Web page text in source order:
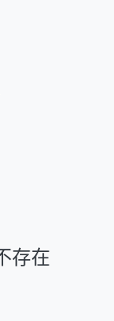
存在